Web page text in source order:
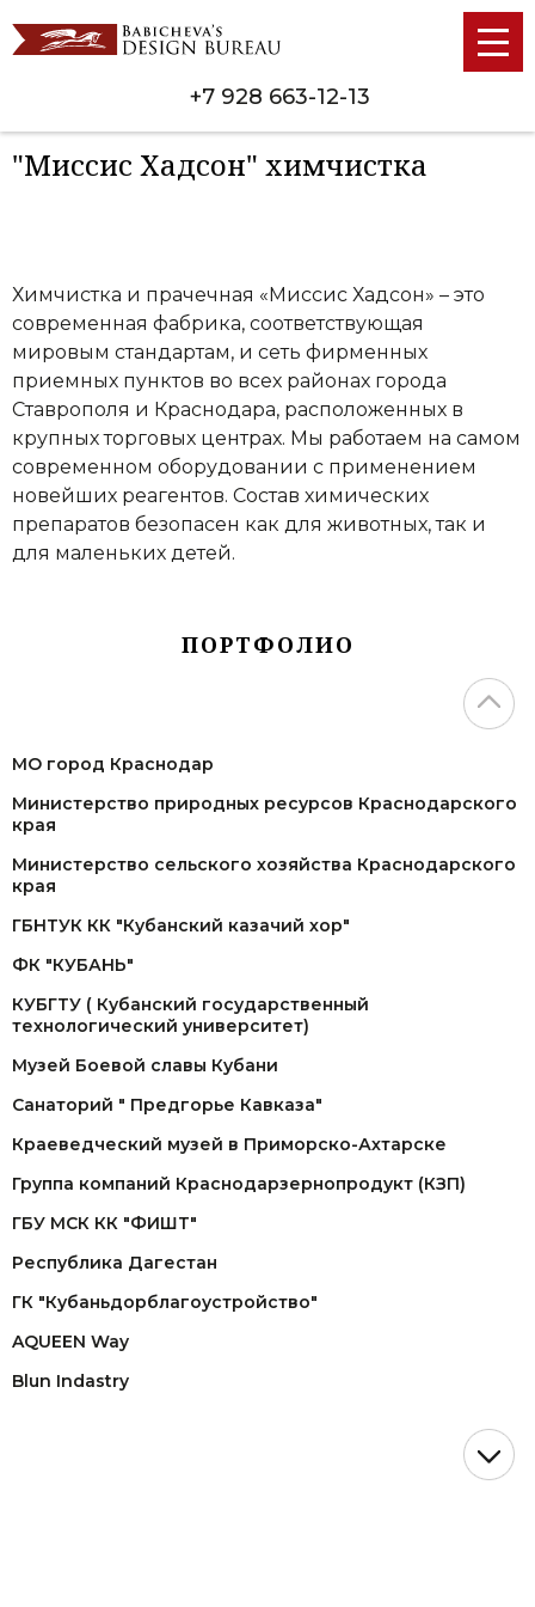
+7 928 663-12-13
ПОРТФОЛИО
МО город Краснодар
Министерство природных ресурсов Краснодарского
края
Министерство сельского хозяйства Краснодарского
края
ГБНТУК КК "Кубанский казачий хор"
ФК "КУБАНЬ"
КУБГТУ ( Кубанский государственный
технологический университет)
Музей Боевой славы Кубани
Санаторий " Предгорье Кавказа"
Краеведческий музей в Приморско-Ахтарске
Группа компаний Краснодарзернопродукт (КЗП)
ГБУ МСК КК "ФИШТ"
Республика Дагестан
ГК "Кубаньдорблагоустройство"
AQUEEN Way
Blun Indastry
"Миссис Хадсон" химчистка
Химчистка и прачечная «Миссис Хадсон» – это
современная фабрика, соответствующая
мировым стандартам, и сеть фирменных
приемных пунктов во всех районах города
Ставрополя и Краснодара, расположенных в
крупных торговых центрах. Мы работаем на самом
современном оборудовании с применением
новейших реагентов. Состав химических
препаратов безопасен как для животных, так и
для маленьких детей.